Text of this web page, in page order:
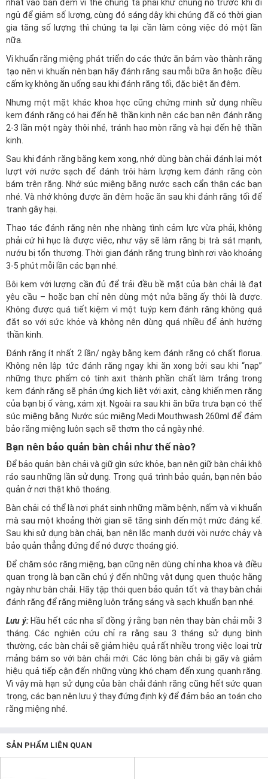
nhất vào ban đêm vì thế chúng ta phải khử chúng nó trước khi đi
ngủ để giảm số lượng, cùng đó sáng dậy khi chúng đã có thời gian
gia tăng số lượng thì chúng ta lại cần làm công việc đó một lần
nữa.
Vi khuẩn răng miệng phát triển do các thức ăn bám vào thành răng
tạo nên vi khuẩn nên bạn hãy đánh răng sau mỗi bữa ăn hoặc điều
cấm kỵ không ăn uống sau khi đánh răng tối, đặc biệt ăn đêm.
Nhưng một mặt khác khoa học cũng chứng minh sử dụng nhiều
kem đánh răng có hại đến hệ thần kinh nên các bạn nên đánh răng
2-3 lần một ngày thôi nhé, tránh hao mòn răng và hại đến hệ thần
kinh.
Sau khi đánh răng bằng kem xong, nhớ dùng bàn chải đánh lại một
lượt với nước sạch để đánh trôi hàm lượng kem đánh răng còn
bám trên răng. Nhớ súc miệng bằng nước sạch cẩn thận các bạn
nhé. Và nhớ không được ăn đêm hoặc ăn sau khi đánh răng tối để
tranh gây hại.
Thao tác đánh răng nên nhẹ nhàng tình cảm lực vừa phải, không
phải cứ hì hục là được việc, như vậy sẽ làm răng bị trà sát mạnh,
nướu bị tổn thương. Thời gian đánh răng trung bình rơi vào khoảng
3-5 phút mỗi lần các bạn nhé.
Bôi kem với lượng cần đủ để trải đều bề mặt của bàn chải là đạt
yêu cầu – hoặc bạn chỉ nên dùng một nửa bằng ấy thôi là được.
Không được quá tiết kiệm vì một tuýp kem đánh răng không quá
đắt so với sức khỏe và không nên dùng quá nhiều để ảnh hưởng
thần kinh.
Đánh răng ít nhất 2 lần/ ngày bằng kem đánh răng có chất florua.
Không nên lập tức đánh răng ngay khi ăn xong bởi sau khi “nạp”
những thực phẩm có tính axit thành phần chất làm trắng trong
kem đánh răng sẽ phản ứng kịch liệt với axit, càng khiến men răng
của bạn bị ố vàng, xám xịt. Ngoài ra sau khi ăn bữa trưa bạn có thể
súc miệng bằng Nước súc miệng Medi Mouthwash 260ml để đảm
bảo răng miệng luôn sạch sẽ thơm tho cả ngày nhé.
Bạn nên bảo quản bàn chải như thế nào?
Để bảo quản bàn chải và giữ gìn sức khỏe, bạn nên giữ bàn chải khô
ráo sau những lần sử dụng. Trong quá trình bảo quản, bạn nên bảo
quản ở nơi thật khô thoáng.
Bàn chải có thể là nơi phát sinh những mầm bệnh, nấm và vi khuẩn
mà sau một khoảng thời gian sẽ tăng sinh đến một mức đáng kể.
Sau khi sử dụng bàn chải, bạn nên lắc mạnh dưới vòi nước chảy và
bảo quản thẳng đứng để nó được thoáng gió.
Để chăm sóc răng miệng, bạn cũng nên dùng chỉ nha khoa và điều
quan trọng là bạn cần chú ý đến những vật dụng quen thuộc hằng
ngày như bàn chải. Hãy tập thói quen bảo quản tốt và thay bàn chải
đánh răng để răng miệng luôn trắng sáng và sạch khuẩn bạn nhé.
Lưu ý:Hầu hết các nha sĩ đồng ý rằng bạn nên thay bàn chải mỗi 3
tháng. Các nghiên cứu chỉ ra rằng sau 3 tháng sử dụng bình
thường, các bàn chải sẽ giảm hiệu quả rất nhiều trong việc loại trừ
mảng bám so với bàn chải mới. Các lông bàn chải bị gãy và giảm
hiệu quả tiếp cận đến những vùng khó chạm đến xung quanh răng.
Vì vậy mà hạn sử dụng của bàn chải đánh răng cũng hết sức quan
trọng, các bạn nên lưu ý thay đứng định kỳ để đảm bảo an toán cho
răng miệng nhé.
SẢN PHẨM LIÊN QUAN